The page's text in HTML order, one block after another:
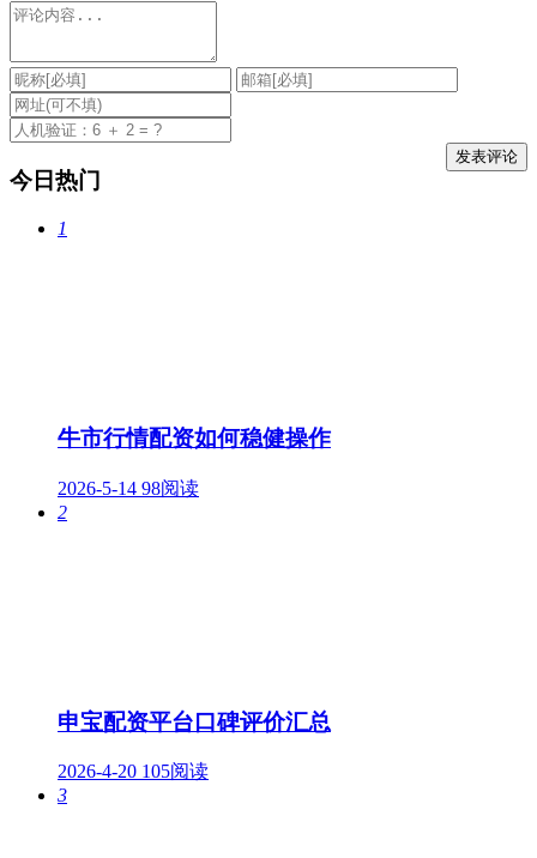
今日热门
1
牛市行情配资如何稳健操作
2026-5-14 98阅读
2
申宝配资平台口碑评价汇总
2026-4-20 105阅读
3